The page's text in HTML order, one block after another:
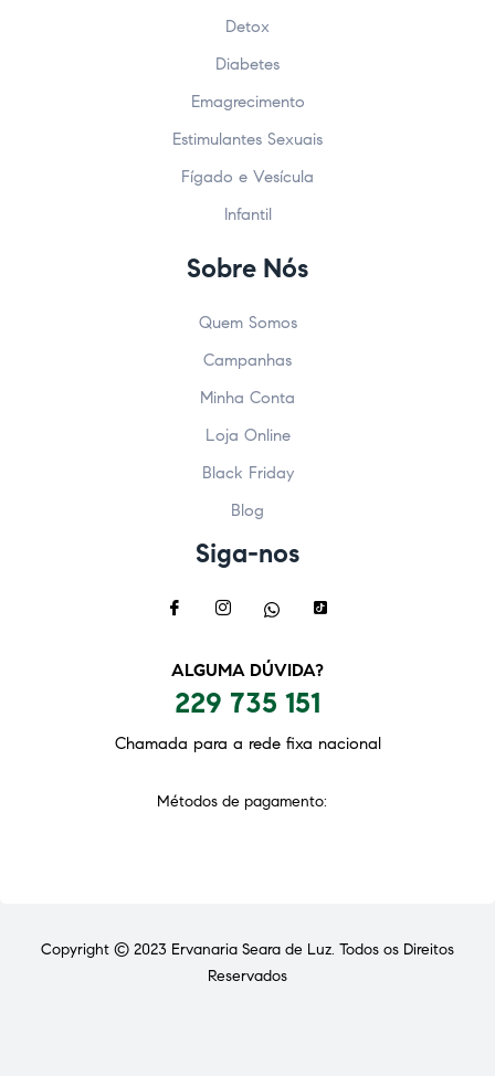
Detox
Diabetes
Emagrecimento
Estimulantes Sexuais
Fígado e Vesícula
Infantil
Sobre Nós
Quem Somos
Campanhas
Minha Conta
Loja Online
Black Friday
Blog
Siga-nos
ALGUMA DÚVIDA?
229 735 151
Chamada para a rede fixa nacional
Métodos de pagamento:
Copyright © 2023 Ervanaria Seara de Luz. Todos os Direitos
Reservados